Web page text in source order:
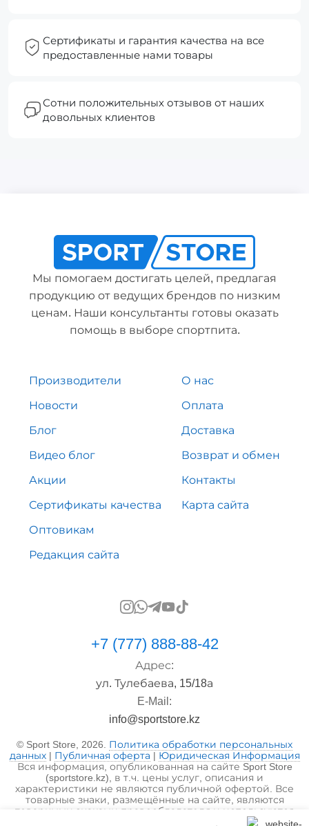
Сертификаты и гарантия качества на все
предоставленные нами товары
Сотни положительных отзывов от наших
довольных клиентов
Мы помогаем достигать целей, предлагая
продукцию от ведущих брендов по низким
ценам. Наши консультанты готовы оказать
помощь в выборе спортпита.
Производители
Новости
Блог
Видео блог
Акции
Сертификаты качества
Оптовикам
Редакция сайта
О нас
Оплата
Доставка
Возврат и обмен
Контакты
Карта сайта
+7 (777) 888-88-42
Адрес:
ул. Тулебаева, 15/18а
E-Mail:
info@sportstore.kz
© Sport Store, 2026. Политика обработки персональных
данных| Публичная оферта | Юридическая Информация
Вся информация, опубликованная на сайте Sport Store
(sportstore.kz), в т.ч. цены услуг, описания и
характеристики не являются публичной офертой. Все
товарные знаки, размещённые на сайте, являются
товарными знаками правообладателя и используются
исключительно в информационных целях.